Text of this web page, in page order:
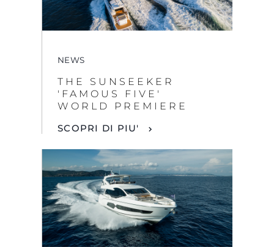
NEWS
THE SUNSEEKER
'FAMOUS FIVE'
WORLD PREMIERE
SCOPRI DI PIU'